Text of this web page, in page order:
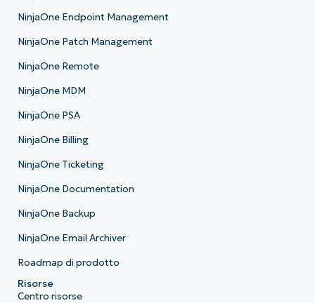
NinjaOne Endpoint Management
NinjaOne Patch Management
NinjaOne Remote
NinjaOne MDM
NinjaOne PSA
NinjaOne Billing
NinjaOne Ticketing
NinjaOne Documentation
NinjaOne Backup
NinjaOne Email Archiver
Roadmap di prodotto
Risorse
Centro risorse